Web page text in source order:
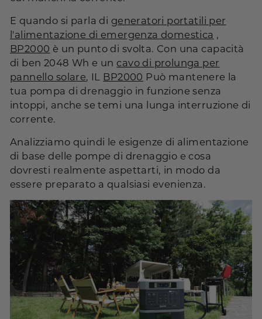
E quando si parla di generatori portatili per
l'alimentazione di emergenza domestica ,
BP2000 è un punto di svolta. Con una capacità
di ben 2048 Wh e un cavo di prolunga per
pannello solare, IL BP2000 Può mantenere la
tua pompa di drenaggio in funzione senza
intoppi, anche se temi una lunga interruzione di
corrente.
Analizziamo quindi le esigenze di alimentazione
di base delle pompe di drenaggio e cosa
dovresti realmente aspettarti, in modo da
essere preparato a qualsiasi evenienza.